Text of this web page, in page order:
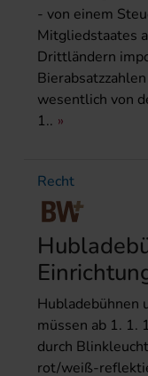
- von einem
Mitgliedstaates
Drittländern
wesentlich von
1..
Recht
Hubladebühnen
müssen ab 1. 1.
durch
rot/weiß-